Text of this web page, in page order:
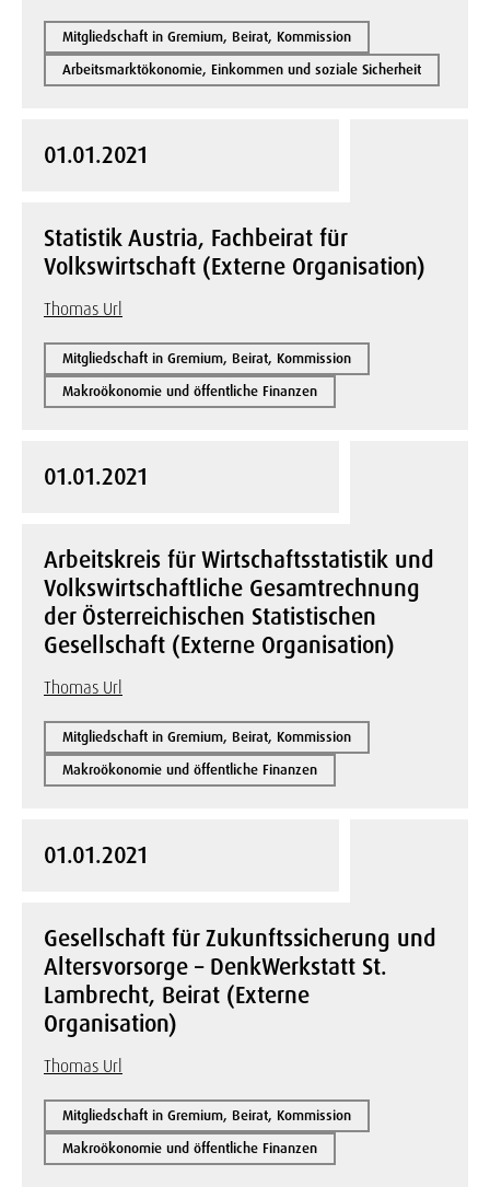
Mitgliedschaft in Gremium, Beirat, Kommission
Arbeitsmarktökonomie, Einkommen und soziale Sicherheit
01.01.2021
Statistik Austria, Fachbeirat für
Volkswirtschaft (Externe Organisation)
Thomas Url
Mitgliedschaft in Gremium, Beirat, Kommission
Makroökonomie und öffentliche Finanzen
01.01.2021
Arbeitskreis für Wirtschaftsstatistik und
Volkswirtschaftliche Gesamtrechnung
der Österreichischen Statistischen
Gesellschaft (Externe Organisation)
Thomas Url
Mitgliedschaft in Gremium, Beirat, Kommission
Makroökonomie und öffentliche Finanzen
01.01.2021
Gesellschaft für Zukunftssicherung und
Altersvorsorge – DenkWerkstatt St.
Lambrecht, Beirat (Externe
Organisation)
Thomas Url
Mitgliedschaft in Gremium, Beirat, Kommission
Makroökonomie und öffentliche Finanzen